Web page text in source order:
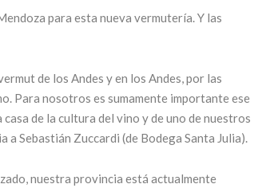
para esta nueva vermutería. Y las
de los Andes y en los Andes, por las
Para nosotros es sumamente importante ese
de la cultura del vino y de uno de nuestros
a Sebastián Zuccardi (de Bodega Santa Julia).
nuestra provincia está actualmente